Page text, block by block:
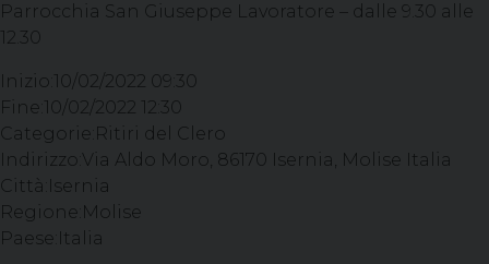
Parrocchia San Giuseppe Lavoratore – dalle 9.30 alle
12.30
Inizio: 10/02/2022 09:30
Fine: 10/02/2022 12:30
Categorie: Ritiri del Clero
Indirizzo: Via Aldo Moro, 86170 Isernia, Molise Italia
Città: Isernia
Regione: Molise
Paese: Italia